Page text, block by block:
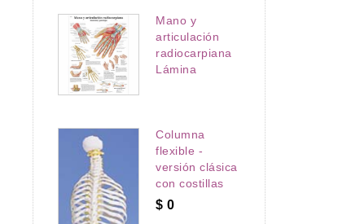
Mano y
articulación
radiocarpiana
Lámina
Columna
flexible -
versión clásica
con costillas
$ 0